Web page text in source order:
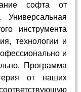
софта от
Универсальная
инструмента
технологии и
и
Программа
от наших